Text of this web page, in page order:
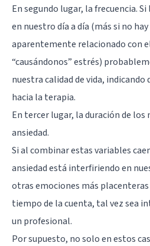
En segundo lugar, la frecuencia.
en nuestro día a día (más si no
aparentemente relacionado con
“causándonos” estrés)
nuestra calidad de vida, indicando
hacia la terapia.
En tercer lugar, la duración de
ansiedad.
Si al combinar estas variables
ansiedad está interfiriendo en
otras emociones más
tiempo de la cuenta, tal vez sea
un profesional.
Por supuesto, no solo en estos